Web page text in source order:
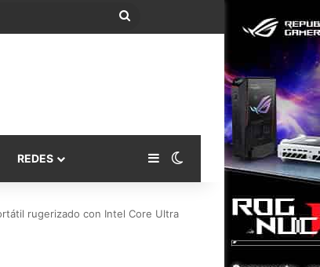
Buscar
REDES Barra lateral
Switch skin
rugerizado con Intel Core Ultra